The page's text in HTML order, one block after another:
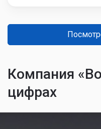
Компания
цифрах